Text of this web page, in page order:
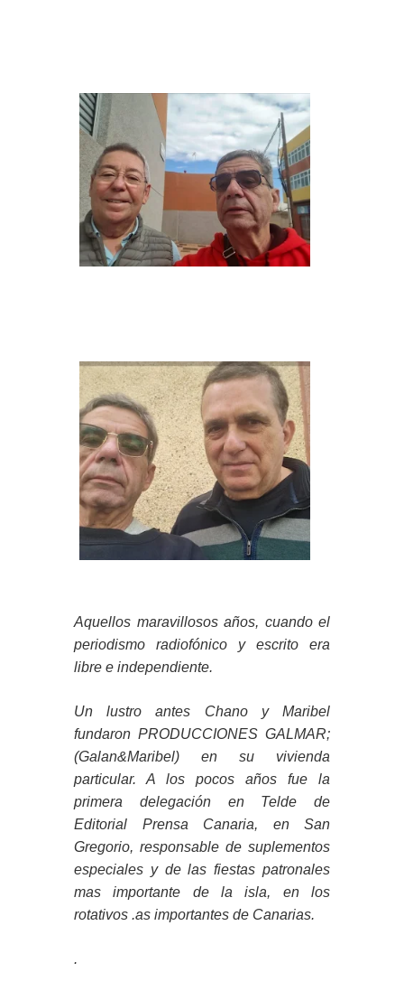
Aquellos maravillosos años, cuando el
periodismo radiofónico y escrito era
libre e independiente.
Un lustro antes Chano y Maribel
fundaron PRODUCCIONES GALMAR;
(Galan&Maribel) en su vivienda
particular. A los pocos años fue la
primera delegación en Telde de
Editorial Prensa Canaria, en San
Gregorio, responsable de suplementos
especiales y de las fiestas patronales
mas importante de la isla, en los
rotativos .as importantes de Canarias.
.